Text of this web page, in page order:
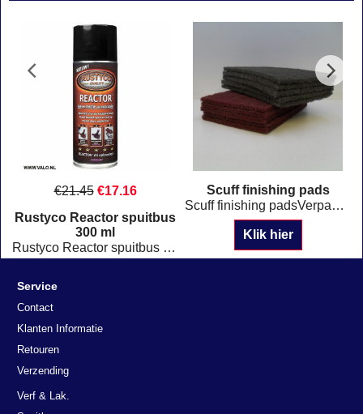
Klanten die dit product hebben gekocht kochten
21.45 €17.16
Rustyco Reactor spuitbus
Scuff finishing pads